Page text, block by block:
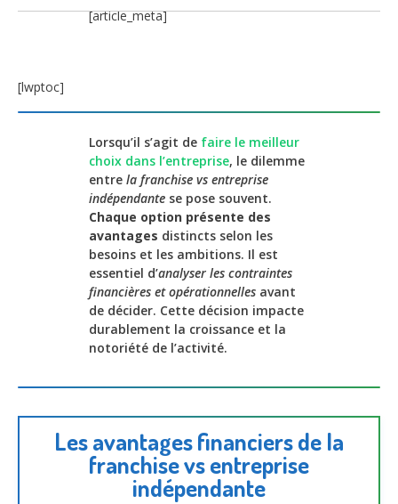
[article_meta]
[lwptoc]
Lorsqu’il s’agit de faire le meilleur
choix dans l’entreprise, le dilemme
entre la franchise vs entreprise
indépendante se pose souvent.
Chaque option présente des
avantages distincts selon les
besoins et les ambitions. Il est
essentiel d’analyser les contraintes
financières et opérationnelles avant
de décider. Cette décision impacte
durablement la croissance et la
notoriété de l’activité.
Les avantages financiers de la
franchise vs entreprise
indépendante